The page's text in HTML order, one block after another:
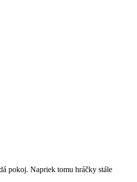
pokoj. Napriek tomu hráčky stále